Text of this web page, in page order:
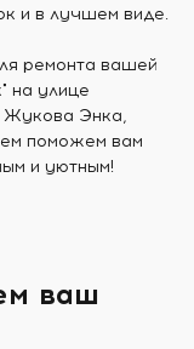
и в лучшем виде.
ремонта вашей
на улице
Жукова Энка,
поможем вам
и уютным!
ваш